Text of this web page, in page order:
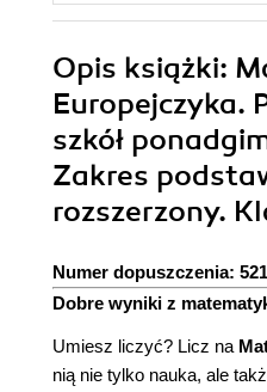
Opis książki:
Europejczyka.
szkół
Zakres
rozszerzony.
Numer dopuszczenia:
Dobre wyniki z
Umiesz liczyć? Licz na
nią nie tylko nauka, ale